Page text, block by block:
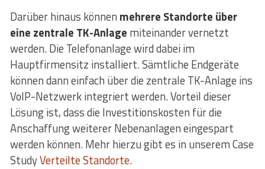
Darüber hinaus können mehrere Standorte über
eine zentrale TK-Anlage miteinander vernetzt
werden. Die Telefonanlage wird dabei im
Hauptfirmensitz installiert. Sämtliche Endgeräte
können dann einfach über die zentrale TK-Anlage ins
VoIP-Netzwerk integriert werden. Vorteil dieser
Lösung ist, dass die Investitionskosten für die
Anschaffung weiterer Nebenanlagen eingespart
werden können. Mehr hierzu gibt es in unserem Case
StudyVerteilte Standorte.